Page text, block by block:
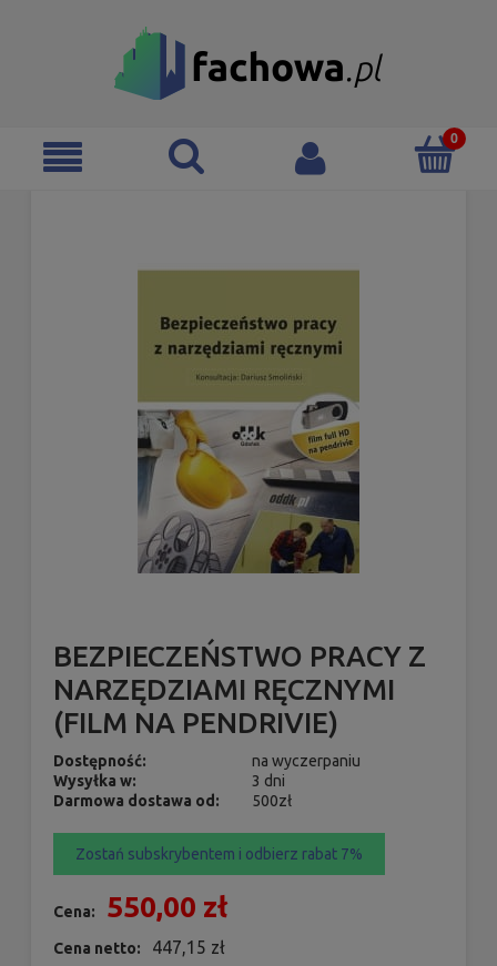
BEZPIECZEŃSTWO PRACY Z
NARZĘDZIAMI RĘCZNYMI
(FILM NA PENDRIVIE)
Dostępność:
na wyczerpaniu
Wysyłka w:
3 dni
Darmowa dostawa od:
500zł
Zostań subskrybentem i odbierz rabat 7%
Cena: 550,00 zł
Cena netto: 447,15 zł